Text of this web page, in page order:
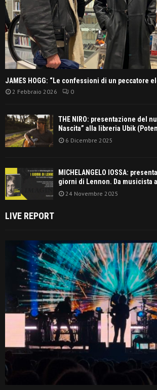
JAMES HOGG: “Le confessioni di un peccatore
2 Febbraio 2026 0
THE NIRO: presentazione del
Nascita” alla libreria Ubik
6 Dicembre 2025
MICHELANGELO IOSSA:
giorni di Lennon. Da musicista
24 Novembre 2025
LIVE REPORT